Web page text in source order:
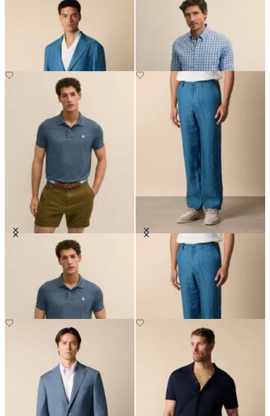
Blazer en Lin à chevrons
Chemise Friday Regular Fit en
Oxford avec col Button Down
CHF 101.50
Polo Golden Fleece en Coton
CHF 101.50
Pantalon en Lin à chevrons